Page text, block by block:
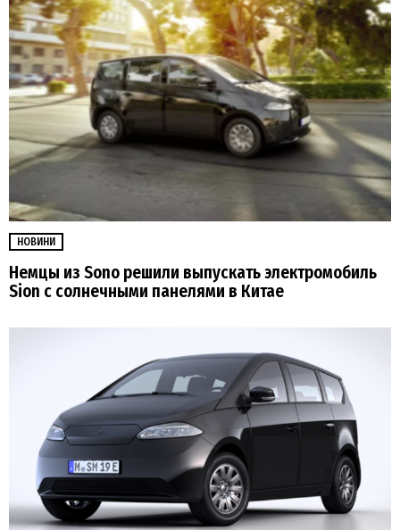
НОВИНИ
Немцы из Sono решили выпускать электромобиль
Sion с солнечными панелями в Китае